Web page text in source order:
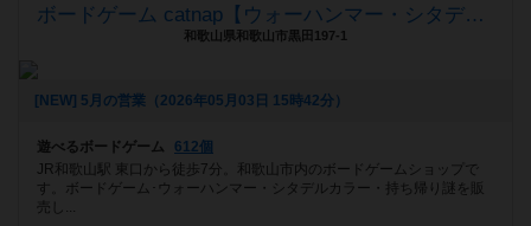
ボードゲーム catnap【ウォーハンマー・シタデルカラー取扱店】
和歌山県和歌山市黒田197-1
[NEW] 5月の営業（2026年05月03日 15時42分）
遊べるボードゲーム
612個
JR和歌山駅 東口から徒歩7分。和歌山市内のボードゲームショップで
す。ボードゲーム･ウォーハンマー・シタデルカラー・持ち帰り謎を販
売し...